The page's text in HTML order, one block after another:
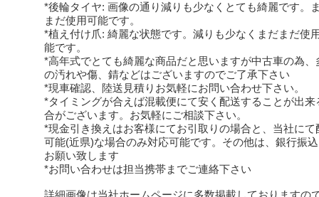
*後輪タイヤ: 画像の通り減りも少なくとても綺麗です。
まだ使用可能です。
*植え付け爪: 綺麗な状態です。減りも少なくまだまだ使
能です。
*高年式でとても綺麗な商品だと思いますが中古車の為、
の汚れや傷、錆などはございますのでご了承下さい
*現車確認、陸送見積りお気軽にお問い合わせ下さい。
*タイミングが合えば混載便にて安く配送することが出来
合がございます。お気軽にご相談下さい。
*現金引き換えはお客様にてお引取りの場合と、当社にて
可能(近県)な場合のみ対応可能です。その他は、銀行振
お願い致します
*お問い合わせは担当携帯までご連絡下さい
詳細画像は当社ホームページに多数掲載しておりますの